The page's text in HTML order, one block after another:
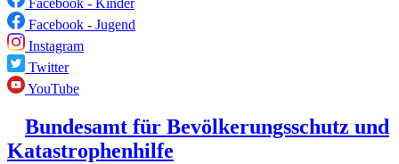
Facebook - Kinder
Facebook - Jugend
Instagram
Twitter
YouTube
Bundesamt für Bevölkerungsschutz und
Katastrophenhilfe